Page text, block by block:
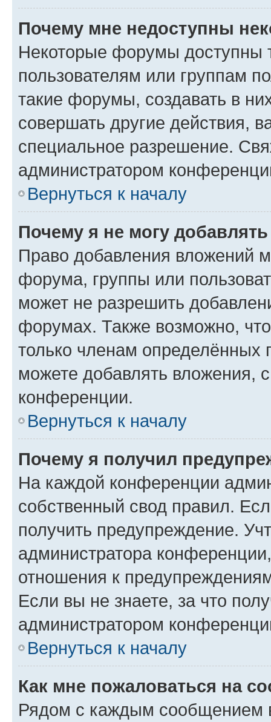
Почему мне недоступны
Некоторые форумы доступны
пользователям или группам
такие форумы, создавать в
совершать другие действия,
специальное разрешение.
администратором
Вернуться к началу
Почему я не могу
Право добавления вложений
форума, группы или
может не разрешить
форумах. Также возможно,
только членам определённых
можете добавлять вложения,
конференции.
Вернуться к началу
Почему я получил
На каждой конференции
собственный свод правил.
получить предупреждение.
администратора
отношения к
Если вы не знаете, за что
администратором
Вернуться к началу
Как мне пожаловаться на
Рядом с каждым сообщением